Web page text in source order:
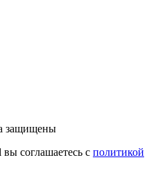
защищены
соглашаетесь с политикой